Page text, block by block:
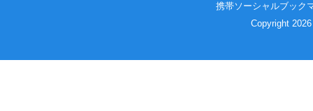
携帯ソーシャルブック
Copyright